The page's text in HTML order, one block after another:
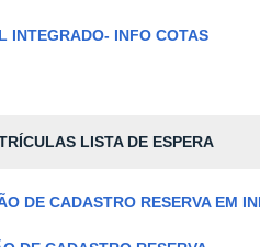
INTEGRADO- INFO COTAS
LISTA DE ESPERA
DE CADASTRO RESERVA EM